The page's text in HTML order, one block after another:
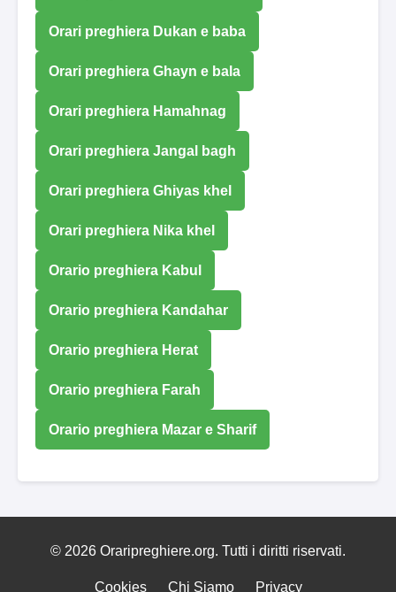
Orari preghiera Dukan e baba
Orari preghiera Ghayn e bala
Orari preghiera Hamahnag
Orari preghiera Jangal bagh
Orari preghiera Ghiyas khel
Orari preghiera Nika khel
Orario preghiera Kabul
Orario preghiera Kandahar
Orario preghiera Herat
Orario preghiera Farah
Orario preghiera Mazar e Sharif
© 2026 Oraripreghiere.org. Tutti i diritti riservati.
Cookies Chi Siamo Privacy